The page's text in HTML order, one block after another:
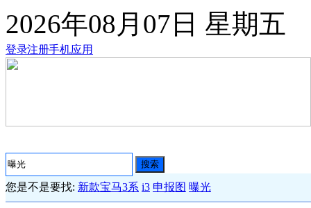
2026年08月07日 星期五
登录注册手机应用
搜索
您是不是要找: 新款宝马3系 i3 申报图 曝光